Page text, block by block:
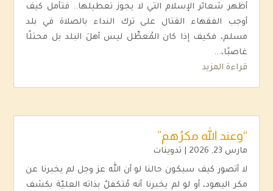
أظهر شعائر الإسلام التي لا يجوز تعطيلها.. فتأمل كيف
أوجب الفقهاء القتال على ترك النداء بالصلاة في بلد
مسلم، فكيف إذا كان المُعطِّل ليس أهلَ البلد بل محتلًا
غاصبًا،...
قراءة المزيد
“وعند الله مكرُهم”
مارس 23, 2026 تدوينات
لا أتصور كيف سيكون حالنا لو أن الله عز وجل لم يخبرنا عن
مكر اليهود، أو لو لم يخبرنا أنه مُتكفلٌ بذاته العليّة بكشف